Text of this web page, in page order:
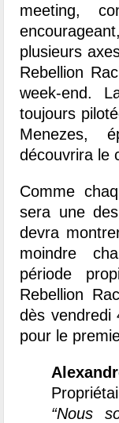
meeting,
plusieurs
Rebellion
week-end.
toujours
Menezes,
découvrira le
Comme
sera une
devra
moindre
période
Rebellion
dès vendredi
pour le
“Nous